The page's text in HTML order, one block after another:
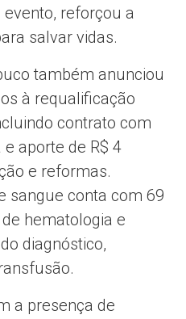
reforçou a
salvar vidas.
também anunciou
à requalificação
contrato com
aporte de R$ 4
e reformas.
sangue conta com 69
hematologia e
diagnóstico,
a presença de